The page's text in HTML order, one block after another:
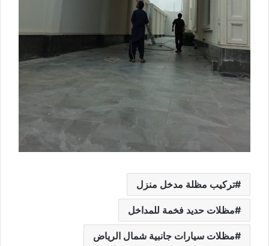
تركيب مظلة مدخل منزل
مظلات حديد فخمة للمداخل
مظلات سيارات جانبية شمال الرياض